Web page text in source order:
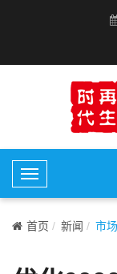
T
o
g
首页 新闻 市